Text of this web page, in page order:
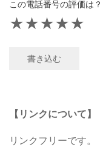
この電話番号の評価は？
★
★
★
★
★
書き込む
【リンクについて】
リンクフリーです。